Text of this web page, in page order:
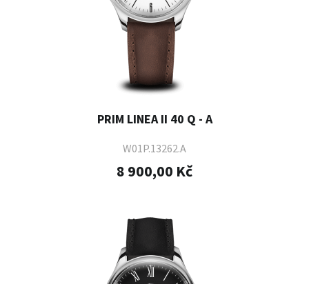
PRIM LINEA II 40 Q - A
W01P.13262.A
8 900,00 Kč